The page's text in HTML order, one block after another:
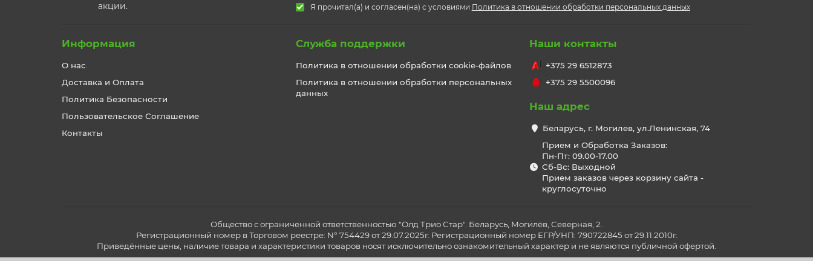
акции.
Я прочитал(а) и согласен(на) с условиями Политика в отношении обработки персональных данных
Информация
О нас
Доставка и Оплата
Политика Безопасности
Пользовательское Соглашение
Контакты
Служба поддержки
Политика в отношении обработки cookie-файлов
Политика в отношении обработки персональных
данных
Наши контакты
+375 29 6512873
+375 29 5500096
Наш адрес
Беларусь, г. Могилев, ул.Ленинская, 74
Прием и Обработка Заказов:
Пн-Пт: 09.00-17.00
Сб-Вс: Выходной
Прием заказов через корзину сайта -
круглосуточно
Общество с ограниченной ответственностью "Олд Трио Стар". Беларусь, Могилёв, Северная, 2.
Регистрационный номер в Торговом реестре: N° 754429 от 29.07.2025г. Регистрационный номер ЕГР/УНП: 790722845 от 29.11.2010г.
Приведённые цены, наличие товара и характеристики товаров носят исключительно ознакомительный характер и не являются публичной офертой.